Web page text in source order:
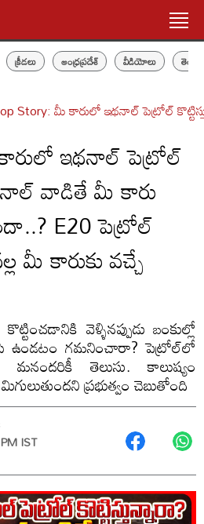
క్రీడలు ఆంధ్రప్రదేశ్ వీడియోలు
Story: మీ కారులో ఇథనాల్ పెట్రోల్
ఇథనాల్ పెట్రోల్
వాడితే మీ కారు
E20 పెట్రోల్
మీ కారుకు వచ్చే
వెళ్ళినప్పుడు బంకుల్లో
ఉండటం గమనించారా? పెట్రోల్‌లో
మనందరికీ తెలుసు. కాలుష్యం
ప్రభుత్వం చెబుతోంది
IST